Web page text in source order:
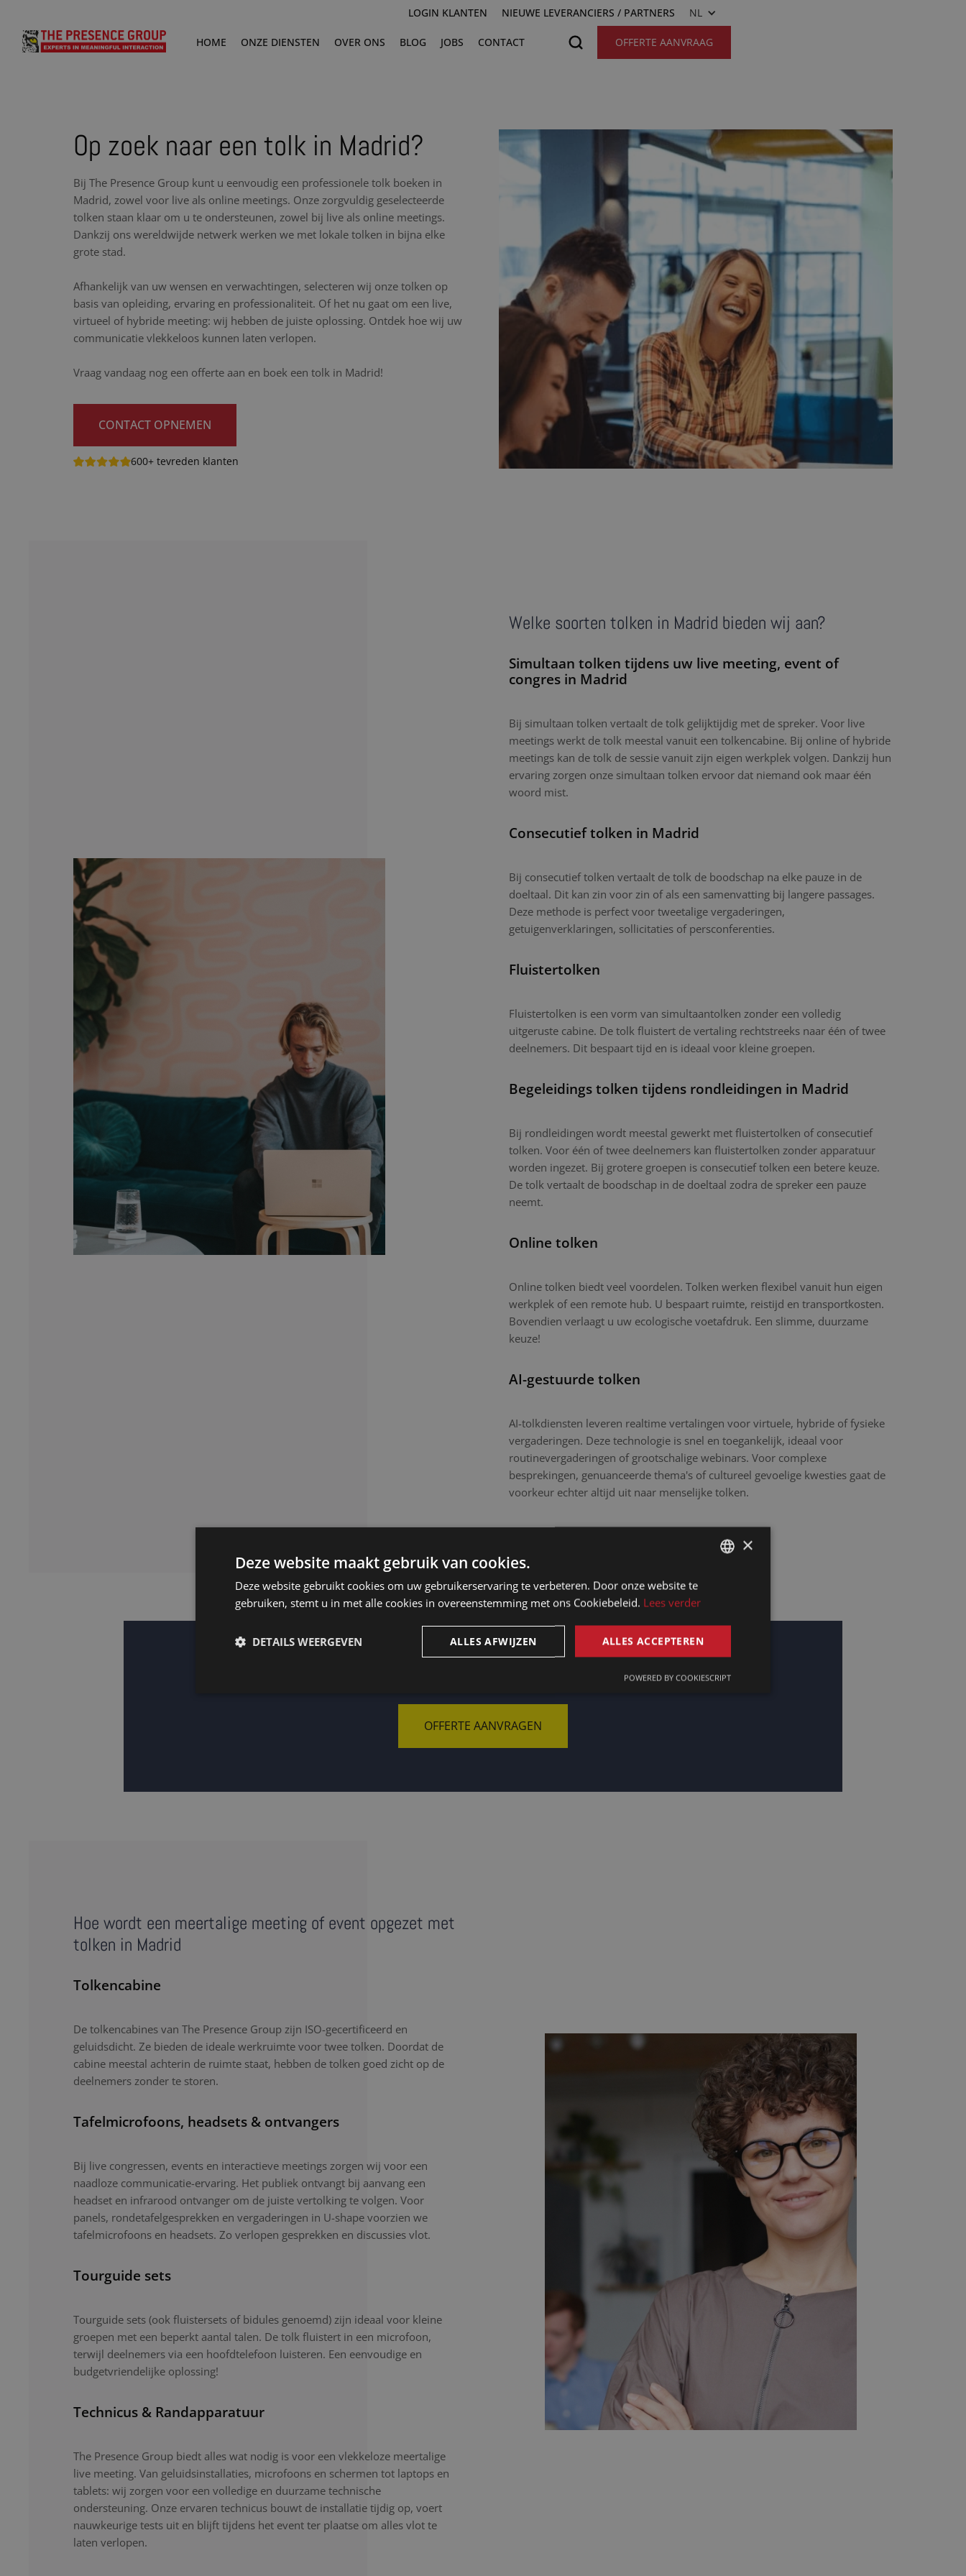
LOGIN KLANTEN NIEUWE LEVERANCIERS / PARTNERS NL
HOME ONZE DIENSTEN OVER ONS BLOG JOBS CONTACT OFFERTE AANVRAAG
Op zoek naar een tolk in Madrid?
Bij The Presence Group kunt u eenvoudig een professionele tolk boeken in
Madrid, zowel voor live als online meetings. Onze zorgvuldig geselecteerde
tolken staan klaar om u te ondersteunen, zowel bij live als online meetings.
Dankzij ons wereldwijde netwerk werken we met lokale tolken in bijna elke
grote stad.
Afhankelijk van uw wensen en verwachtingen, selecteren wij onze tolken op
basis van opleiding, ervaring en professionaliteit. Of het nu gaat om een live,
virtueel of hybride meeting: wij hebben de juiste oplossing. Ontdek hoe wij uw
communicatie vlekkeloos kunnen laten verlopen.
Vraag vandaag nog een offerte aan en boek een tolk in Madrid!
CONTACT OPNEMEN
600+ tevreden klanten
Welke soorten tolken in Madrid bieden wij aan?
Simultaan tolken tijdens uw live meeting, event of
congres in Madrid
Bij simultaan tolken vertaalt de tolk gelijktijdig met de spreker. Voor live
meetings werkt de tolk meestal vanuit een tolkencabine. Bij online of hybride
meetings kan de tolk de sessie vanuit zijn eigen werkplek volgen. Dankzij hun
ervaring zorgen onze simultaan tolken ervoor dat niemand ook maar één
woord mist.
Consecutief tolken in Madrid
Bij consecutief tolken vertaalt de tolk de boodschap na elke pauze in de
doeltaal. Dit kan zin voor zin of als een samenvatting bij langere passages.
Deze methode is perfect voor tweetalige vergaderingen,
getuigenverklaringen, sollicitaties of persconferenties.
Fluistertolken
Fluistertolken is een vorm van simultaantolken zonder een volledig
uitgeruste cabine. De tolk fluistert de vertaling rechtstreeks naar één of twee
deelnemers. Dit bespaart tijd en is ideaal voor kleine groepen.
Begeleidings tolken tijdens rondleidingen in Madrid
Bij rondleidingen wordt meestal gewerkt met fluistertolken of consecutief
tolken. Voor één of twee deelnemers kan fluistertolken zonder apparatuur
worden ingezet. Bij grotere groepen is consecutief tolken een betere keuze.
De tolk vertaalt de boodschap in de doeltaal zodra de spreker een pauze
neemt.
Online tolken
Online tolken biedt veel voordelen. Tolken werken flexibel vanuit hun eigen
werkplek of een remote hub. U bespaart ruimte, reistijd en transportkosten.
Bovendien verlaagt u uw ecologische voetafdruk. Een slimme, duurzame
keuze!
AI-gestuurde tolken
AI-tolkdiensten leveren realtime vertalingen voor virtuele, hybride of fysieke
vergaderingen. Deze technologie is snel en toegankelijk, ideaal voor
routinevergaderingen of grootschalige webinars. Voor complexe
besprekingen, genuanceerde thema's of cultureel gevoelige kwesties gaat de
voorkeur echter altijd uit naar menselijke tolken.
OFFERTE AANVRAGEN
Hoe wordt een meertalige meeting of event opgezet met
tolken in Madrid
Tolkencabine
De tolkencabines van The Presence Group zijn ISO-gecertificeerd en
geluidsdicht. Ze bieden de ideale werkruimte voor twee tolken. Doordat de
cabine meestal achterin de ruimte staat, hebben de tolken goed zicht op de
deelnemers zonder te storen.
Tafelmicrofoons, headsets & ontvangers
Bij live congressen, events en interactieve meetings zorgen wij voor een
naadloze communicatie-ervaring. Het publiek ontvangt bij aanvang een
headset en infrarood ontvanger om de juiste vertolking te volgen. Voor
panels, rondetafelgesprekken en vergaderingen in U-shape voorzien we
tafelmicrofoons en headsets. Zo verlopen gesprekken en discussies vlot.
Tourguide sets
Tourguide sets (ook fluistersets of bidules genoemd) zijn ideaal voor kleine
groepen met een beperkt aantal talen. De tolk fluistert in een microfoon,
terwijl deelnemers via een hoofdtelefoon luisteren. Een eenvoudige en
budgetvriendelijke oplossing!
Technicus & Randapparatuur
The Presence Group biedt alles wat nodig is voor een vlekkeloze meertalige
live meeting. Van geluidsinstallaties, microfoons en schermen tot laptops en
tablets: wij zorgen voor een volledige en duurzame technische
ondersteuning. Onze ervaren technicus bouwt de installatie tijdig op, voert
nauwkeurige tests uit en blijft tijdens het event ter plaatse om alles vlot te
laten verlopen.
FRENCH
ENGLISH
×
Deze website maakt gebruik van cookies.
Deze website gebruikt cookies om uw gebruikerservaring te verbeteren. Door onze website te
gebruiken, stemt u in met alle cookies in overeenstemming met ons Cookiebeleid. Lees verder
ALLES ACCEPTEREN
ALLES AFWIJZEN
DETAILS WEERGEVEN
POWERED BY COOKIESCRIPT